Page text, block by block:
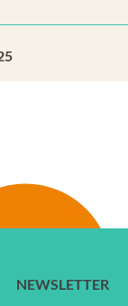
NEWSLETTER